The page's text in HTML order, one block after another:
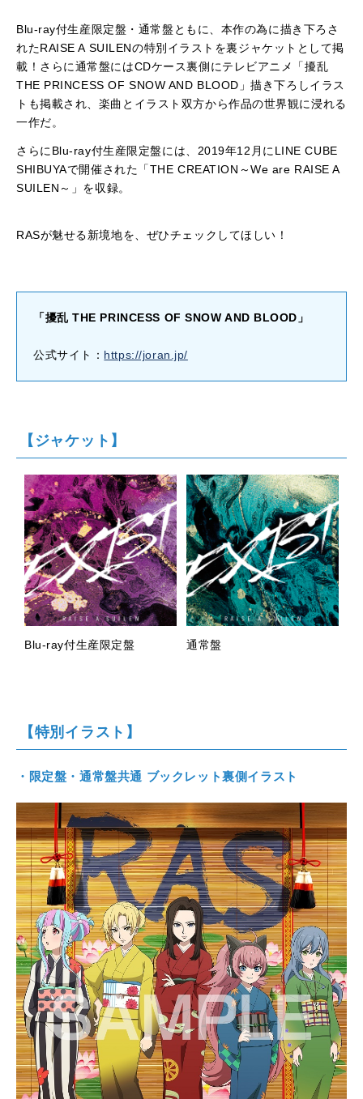
Blu-ray付生産限定盤・通常盤ともに、本作の為に描き下ろさ
れたRAISE A SUILENの特別イラストを裏ジャケットとして掲
載！さらに通常盤にはCDケース裏側にテレビアニメ「擾乱
THE PRINCESS OF SNOW AND BLOOD」描き下ろしイラス
トも掲載され、楽曲とイラスト双方から作品の世界観に浸れる
一作だ。
さらにBlu-ray付生産限定盤には、2019年12月にLINE CUBE
SHIBUYAで開催された「THE CREATION～We are RAISE A
SUILEN～」を収録。
RASが魅せる新境地を、ぜひチェックしてほしい！
「擾乱 THE PRINCESS OF SNOW AND BLOOD」
公式サイト： https://joran.jp/
【ジャケット】
Blu-ray付生産限定盤 通常盤
【特別イラスト】
・限定盤・通常盤共通 ブックレット裏側イラスト